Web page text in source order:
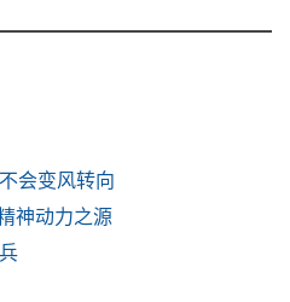
会变风转向
神动力之源